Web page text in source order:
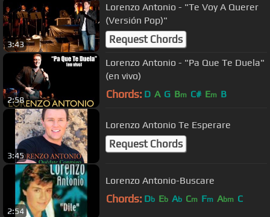
3:43
Lorenzo Antonio - "Te Voy A Querer
(Versión Pop)"
Request Chords
2:58
Lorenzo Antonio - "Pa Que Te Duela"
(en vivo)
Chords: D A G Bm C# Em B
3:45
Lorenzo Antonio Te Esperare
Request Chords
2:54
Lorenzo Antonio-Buscare
Chords: Db Eb Ab Cm Fm Abm C